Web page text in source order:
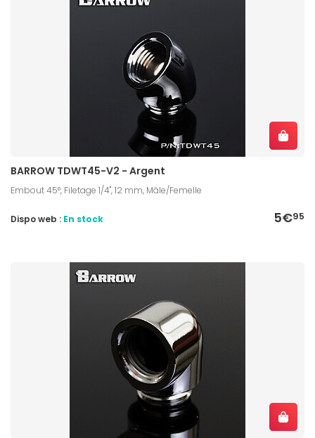
BARROW TDWT45-V2 - Argent
Embout 45°, Filetage 1/4", 12 mm, Mâle/Femelle
5€95
Dispo web : En stock